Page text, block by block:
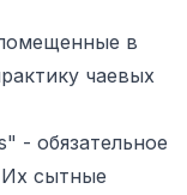
в
чаевых
- обязательное
сытные